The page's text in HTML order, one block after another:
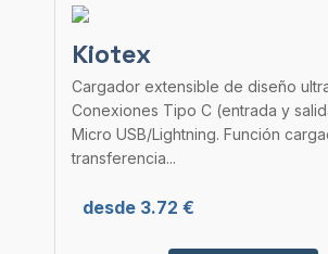
Kiotex
Cargador extensible de diseño
Conexiones Tipo C (entrada y
Micro USB/Lightning. Función
transferencia...
desde 3.72 €